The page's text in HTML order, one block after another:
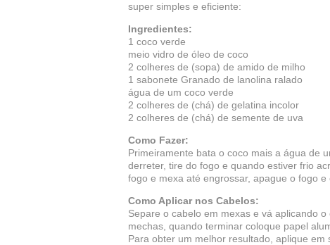
super simples e eficiente:
Ingredientes:
1 coco verde
meio vidro de óleo de coco
2 colheres de (sopa) de amido de milho
1 sabonete Granado de lanolina ralado
água de um coco verde
2 colheres de (chá) de gelatina incolor
2 colheres de (chá) de semente de uva
Como Fazer:
Primeiramente bata o coco mais a água de
derreter, tire do fogo e quando estiver frio
fogo e mexa até engrossar, apague o fogo e
Como Aplicar nos Cabelos:
Separe o cabelo em mexas e vá aplicando
mechas, quando terminar coloque papel
Para obter um melhor resultado, aplique